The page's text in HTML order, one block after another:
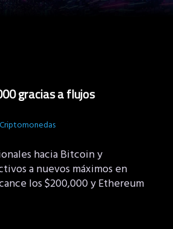
gracias a flujos
Criptomonedas
hacia Bitcoin y
a nuevos máximos en
los $200,000 y Ethereum